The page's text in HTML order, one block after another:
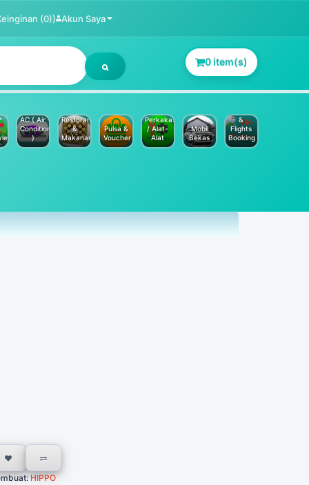
(0)) Akun Saya
0 item(s)
AC ( Air
Conditioner
)
Restoran
&
Makanan
Pulsa &
Voucher
Perkakas
/ Alat-
Alat
Mobil
Bekas
&
Flights
Booking
HIPPO